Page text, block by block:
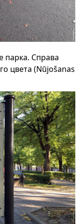
парка. Справа
цвета (Nūjošanas